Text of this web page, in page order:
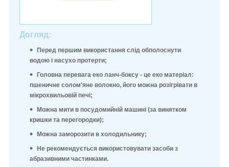
Догляд:
Перед першим використання слід обполоснути
водою і насухо протерти;
Головна перевага еко ланч-боксу - це еко матеріал:
пшеничне солом'яне волокно, його можна розігрівати в
мікрохвильовій печі;
Можна мити в посудомийній машині (за винятком
кришки та перегородки);
Можна заморозити в холодильнику;
Не рекомендується використовувати засоби з
абразивними частинками.